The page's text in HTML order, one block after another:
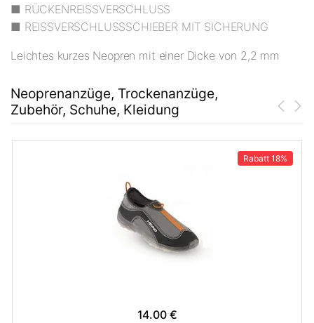
■ RÜCKENREISSVERSCHLUSS
■ REISSVERSCHLUSSSCHIEBER MIT SICHERUNG
Leichtes kurzes Neopren mit einer Dicke von 2,2 mm
Neoprenanzüge, Trockenanzüge,
Zubehör, Schuhe, Kleidung
Rabatt 18%
14.00 €